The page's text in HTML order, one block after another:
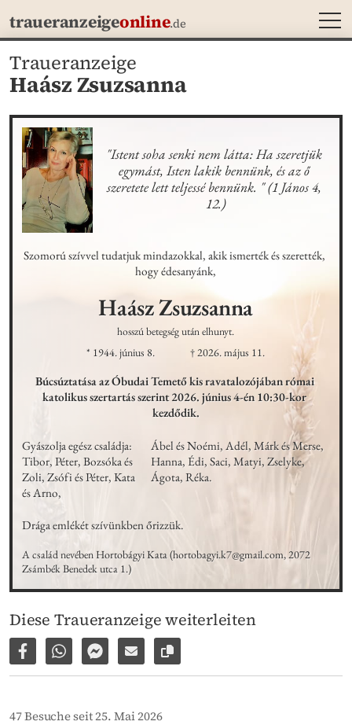
traueranzeigeonline.de
Traueranzeige
Haász Zsuzsanna
"Istent soha senki nem látta: Ha szeretjük
egymást, Isten lakik bennünk, és az ő
szeretete lett teljessé bennünk. " (1 János 4,
12.)
Szomorú szívvel tudatjuk mindazokkal, akik ismerték és szerették,
hogy édesanyánk,
HaászZsuzsanna
hosszú betegség után elhunyt.
* 1944. június 8.
† 2026. május 11.
Búcsúztatása az Óbudai Temető kis ravatalozójában római
katolikus szertartás szerint 2026. június 4-én 10:30-kor
kezdődik.
Gyászolja egész családja:
Tibor, Péter, Bozsóka és
Zoli, Zsófi és Péter, Kata
és Arno,
Ábel és Noémi, Adél, Márk és Merse,
Hanna, Édi, Saci, Matyi, Zselyke,
Ágota, Réka.
Drága emlékét szívünkben őrizzük.
A család nevében Hortobágyi Kata (hortobagyi.k7@gmail.com, 2072
Zsámbék Benedek utca 1.)
Diese Traueranzeige weiterleiten
Auf Facebook teilen
Per WhatsApp weiterleiten
Per Facebook Messenger weiterleiten
Per E-Mail versenden
Link zur Seite kopieren
47 Besuche seit 25. Mai 2026